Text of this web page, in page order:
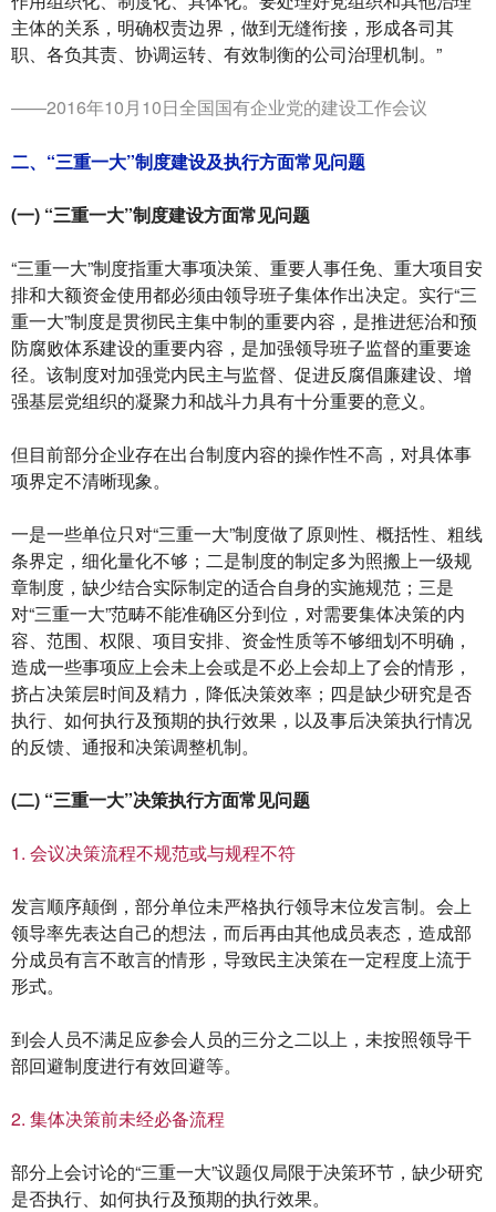
主体的关系，明确权责边界，做到无缝衔接，形成各司其
职、各负其责、协调运转、有效制衡的公司治理机制。”
——2016年10月10日全国国有企业党的建设工作会议
二、“三重一大”制度建设及执行方面常见问题
(一) “三重一大”制度建设方面常见问题
“三重一大”制度指重大事项决策、重要人事任免、重大项目安
排和大额资金使用都必须由领导班子集体作出决定。实行“三
重一大”制度是贯彻民主集中制的重要内容，是推进惩治和预
防腐败体系建设的重要内容，是加强领导班子监督的重要途
径。该制度对加强党内民主与监督、促进反腐倡廉建设、增
强基层党组织的凝聚力和战斗力具有十分重要的意义。
但目前部分企业存在出台制度内容的操作性不高，对具体事
项界定不清晰现象。
一是一些单位只对“三重一大”制度做了原则性、概括性、粗线
条界定，细化量化不够；二是制度的制定多为照搬上一级规
章制度，缺少结合实际制定的适合自身的实施规范；三是
对“三重一大”范畴不能准确区分到位，对需要集体决策的内
容、范围、权限、项目安排、资金性质等不够细划不明确，
造成一些事项应上会未上会或是不必上会却上了会的情形，
挤占决策层时间及精力，降低决策效率；四是缺少研究是否
执行、如何执行及预期的执行效果，以及事后决策执行情况
的反馈、通报和决策调整机制。
(二) “三重一大”决策执行方面常见问题
1. 会议决策流程不规范或与规程不符
发言顺序颠倒，部分单位未严格执行领导末位发言制。会上
领导率先表达自己的想法，而后再由其他成员表态，造成部
分成员有言不敢言的情形，导致民主决策在一定程度上流于
形式。
到会人员不满足应参会人员的三分之二以上，未按照领导干
部回避制度进行有效回避等。
2. 集体决策前未经必备流程
部分上会讨论的“三重一大”议题仅局限于决策环节，缺少研究
是否执行、如何执行及预期的执行效果。